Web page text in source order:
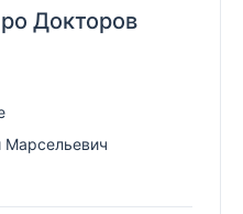
Докторов